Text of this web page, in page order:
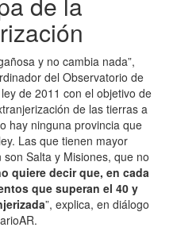
y no cambia nada”,
del Observatorio de
de 2011 con el objetivo de
de las tierras a
hay ninguna provincia que
Las que tienen mayor
Salta y Misiones, que no
quiere decir que, en cada
que superan el 40 y
”, explica, en diálogo